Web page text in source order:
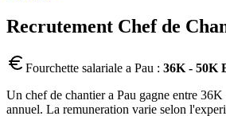
Recrutement Chef de
Fourchette salariale a Pau : 36K - 50K
Un chef de chantier a Pau gagne entre
annuel. La remuneration varie selon